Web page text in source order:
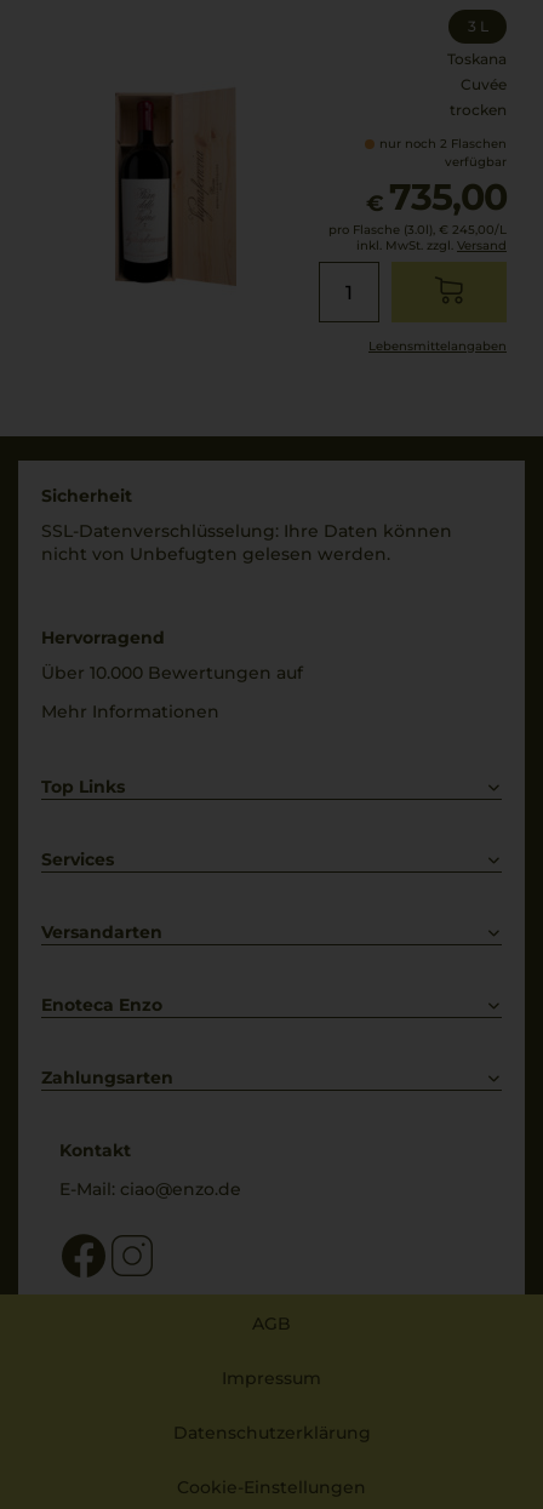
3 L
Toskana
Cuvée
trocken
nur noch 2 Flaschen
verfügbar
€ 735,00
pro Flasche (3.0l), € 245,00/L
inkl. MwSt. zzgl. Versand
Lebensmittel­angaben
Sicherheit
SSL-Daten­verschlüs­selung: Ihre Daten können
nicht von Unbe­fugten gelesen werden.
Hervorragend
Über 10.000 Bewertungen auf
Mehr Informationen
Top Links
Weißwein
Services
Kontakt
Versandarten
Enoteca Enzo
Bewertungs-Richtlinien
Zahlungsarten
Kontakt
E-Mail: ciao@enzo.de
AGB
Impressum
Datenschutzerklärung
Cookie-Einstellungen